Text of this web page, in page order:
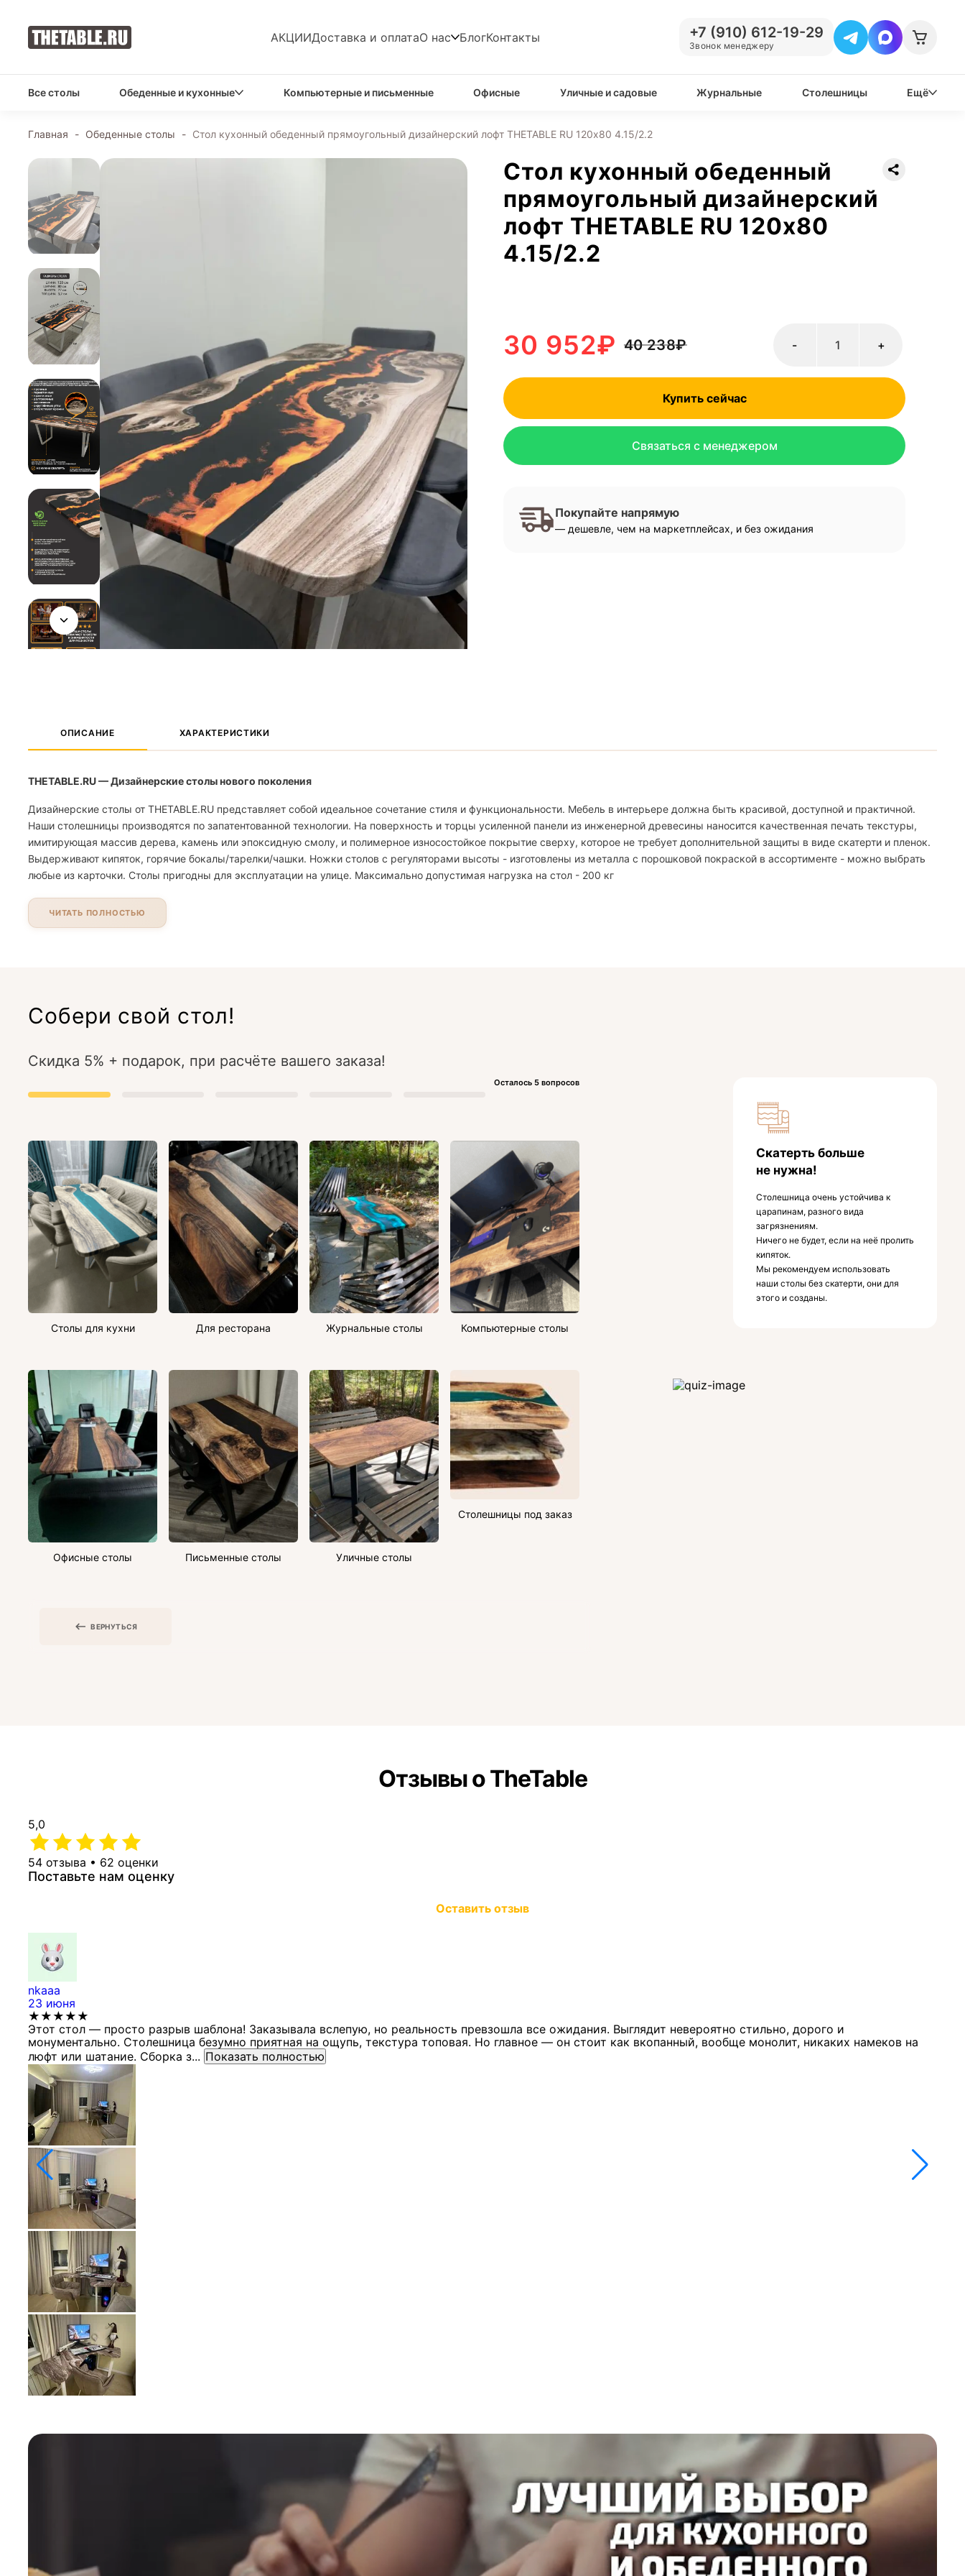
АКЦИИДоставка и оплатаО нас БлогКонтакты +7 (910) 612-19-29
Звонок менеджеру
Все столы Обеденные и кухонные Компьютерные и письменные Офисные Уличные и садовые Журнальные Столешницы Ещё
Главная - Обеденные столы - Стол кухонный обеденный прямоугольный дизайнерский лофт THETABLE RU 120х80 4.15/2.2
Стол кухонный обеденный
прямоугольный дизайнерский
лофт THETABLE RU 120х80
4.15/2.2
40 238₽
30 952₽ +
-
Купить сейчас
Связаться с менеджером
Покупайте напрямую
— дешевле, чем на маркетплейсах, и без ожидания
ОПИСАНИЕ ХАРАКТЕРИСТИКИ
THETABLE.RU — Дизайнерские столы нового поколения
Дизайнерские столы от THETABLE.RU представляет собой идеальное сочетание стиля и функциональности. Мебель в интерьере должна быть красивой, доступной и практичной.
Наши столешницы производятся по запатентованной технологии. На поверхность и торцы усиленной панели из инженерной древесины наносится качественная печать текстуры,
имитирующая массив дерева, камень или эпоксидную смолу, и полимерное износостойкое покрытие сверху, которое не требует дополнительной защиты в виде скатерти и пленок.
Выдерживают кипяток, горячие бокалы/тарелки/чашки. Ножки столов с регуляторами высоты - изготовлены из металла с порошковой покраской в ассортименте - можно выбрать
любые из карточки. Столы пригодны для эксплуатации на улице. Максимально допустимая нагрузка на стол - 200 кг
ЧИТАТЬ ПОЛНОСТЬЮ
Собери свой стол!
Скидка 5% + подарок, при расчёте вашего заказа!
Осталось 5 вопросов
Столы для кухни Для ресторана Журнальные столы Компьютерные столы
Офисные столы Письменные столы Уличные столы
Столешницы под заказ
ВЕРНУТЬСЯ
Скатерть больше
не нужна!
Столешница очень устойчива к
царапинам, разного вида
загрязнениям.
Ничего не будет, если на неё пролить
кипяток.
Мы рекомендуем использовать
наши столы без скатерти, они для
этого и созданы.
Отзывы о TheTable
5,0
54 отзыва • 62 оценки
Поставьте нам оценку
Оставить отзыв
nkaaa
23 июня
★★★★★
Этот стол — просто разрыв шаблона! Заказывала вслепую, но реальность превзошла все ожидания. Выглядит невероятно стильно, дорого и
монументально. Столешница безумно приятная на ощупь, текстура топовая. Но главное — он стоит как вкопанный, вообще монолит, никаких намеков на
люфт или шатание. Сборка з... Показать полностью